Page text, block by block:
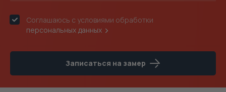
Соглашаюсь с условиями обработки
персональных данных
Записаться на замер